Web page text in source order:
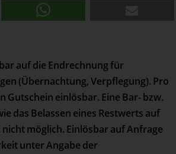
auf die Endrechnung für
(Übernachtung, Verpflegung). Pro
Gutschein einlösbar. Eine Bar- bzw.
das Belassen eines Restwerts auf
möglich. Einlösbar auf Anfrage
unter Angabe der